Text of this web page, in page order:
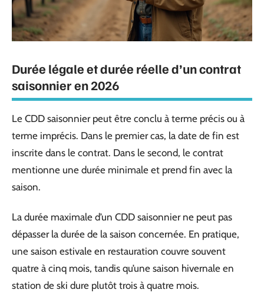
Durée légale et durée réelle d’un contrat
saisonnier en 2026
Le CDD saisonnier peut être conclu à terme précis ou à
terme imprécis. Dans le premier cas, la date de fin est
inscrite dans le contrat. Dans le second, le contrat
mentionne une durée minimale et prend fin avec la
saison.
La durée maximale d’un CDD saisonnier ne peut pas
dépasser la durée de la saison concernée. En pratique,
une saison estivale en restauration couvre souvent
quatre à cinq mois, tandis qu’une saison hivernale en
station de ski dure plutôt trois à quatre mois.